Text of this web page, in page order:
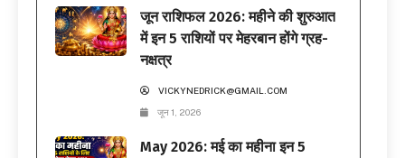
जून राशिफल 2026: महीने की शुरुआत
में इन 5 राशियों पर मेहरबान होंगे ग्रह-
नक्षत्र
VICKYNEDRICK@GMAIL.COM
जून 1, 2026
May 2026: मई का महीना इन 5